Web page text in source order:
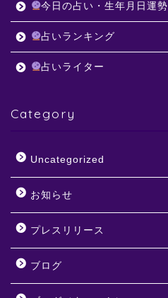
今日の占い・生年月日運勢
占いランキング
占いライター
Category
Uncategorized
お知らせ
プレスリリース
ブログ